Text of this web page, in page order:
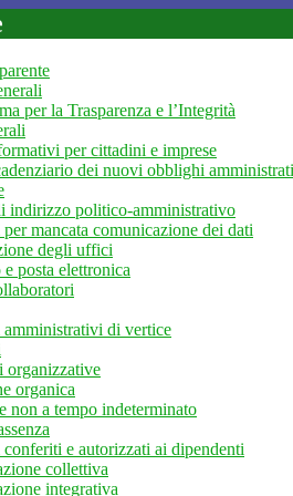
per la Trasparenza e l’Integrità
per cittadini e imprese
dei nuovi obblighi
indirizzo politico-amministrativo
mancata comunicazione dei dati
degli uffici
posta elettronica
di vertice
organizzative
organica
non a tempo indeterminato
e autorizzati ai dipendenti
collettiva
integrativa